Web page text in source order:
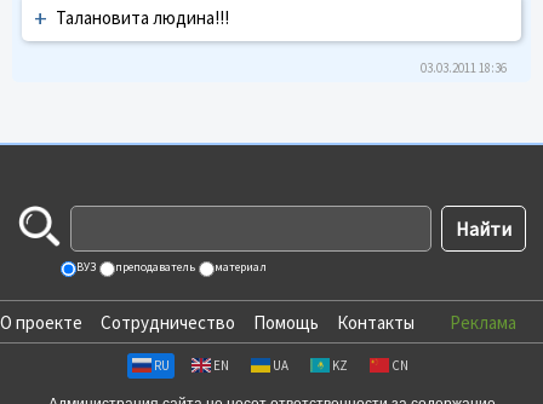
+ Талановита людина!!!
03.03.2011 18:36
ВУЗ преподаватель материал
О проекте Сотрудничество Помощь Контакты Реклама
RU EN UA KZ CN